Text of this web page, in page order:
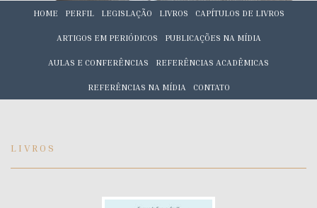
HOME PERFIL LEGISLAÇÃO LIVROS CAPÍTULOS DE LIVROS
ARTIGOS EM PERIÓDICOS PUBLICAÇÕES NA MÍDIA
AULAS E CONFERÊNCIAS REFERÊNCIAS ACADÊMICAS
REFERÊNCIAS NA MÍDIA CONTATO
LIVROS